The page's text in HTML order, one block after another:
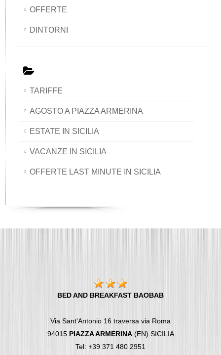
OFFERTE
DINTORNI
TARIFFE
AGOSTO A PIAZZA ARMERINA
ESTATE IN SICILIA
VACANZE IN SICILIA
OFFERTE LAST MINUTE IN SICILIA
BED AND BREAKFAST BAOBAB
Via Sant'Antonio 16 traversa via Roma
94015 PIAZZA ARMERINA(EN) SICILIA
Tel: +39 371 480 2951